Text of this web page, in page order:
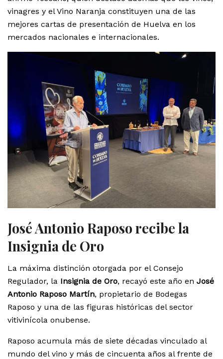
vinagres y el Vino Naranja constituyen una de las
mejores cartas de presentación de Huelva en los
mercados nacionales e internacionales.
José Antonio Raposo recibe la
Insignia de Oro
La máxima distinción otorgada por el Consejo
Regulador, la Insignia de Oro, recayó este año en José
Antonio Raposo Martín, propietario de Bodegas
Raposo y una de las figuras históricas del sector
vitivinícola onubense.
Raposo acumula más de siete décadas vinculado al
mundo del vino y más de cincuenta años al frente de